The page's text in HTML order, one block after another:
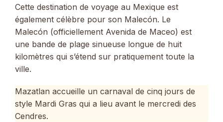
Cette destination de voyage au Mexique est
également célèbre pour son Malecón. Le
Malecón (officiellement Avenida de Maceo) est
une bande de plage sinueuse longue de huit
kilomètres qui s’étend sur pratiquement toute la
ville.
Mazatlan accueille un carnaval de cinq jours de
style Mardi Gras qui a lieu avant le mercredi des
Cendres.